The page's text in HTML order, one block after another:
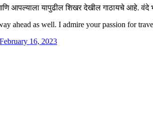
यापुढील शिखर देखील गाठायचे आहे. वंदे
ahead as well. I admire your passion for
February 16, 2023